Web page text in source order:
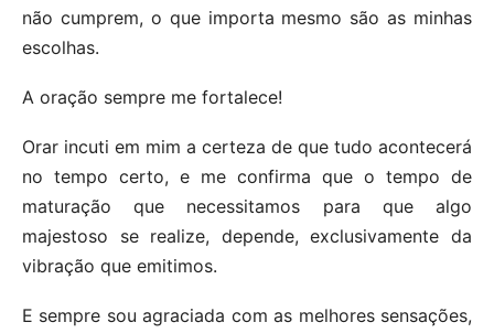
não cumprem, o que importa mesmo são as minhas
escolhas.
A oração sempre me fortalece!
Orar incuti em mim a certeza de que tudo acontecerá
no tempo certo, e me confirma que o tempo de
maturação que necessitamos para que algo
majestoso se realize, depende, exclusivamente da
vibração que emitimos.
E sempre sou agraciada com as melhores sensações,